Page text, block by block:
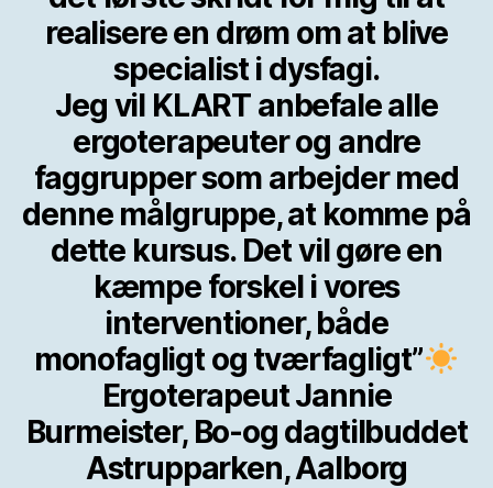
realisere en drøm om at blive
specialist i dysfagi.
Jeg vil KLART anbefale alle
ergoterapeuter og andre
faggrupper som arbejder med
denne målgruppe, at komme på
dette kursus. Det vil gøre en
kæmpe forskel i vores
interventioner, både
monofagligt og tværfagligt”
Ergoterapeut Jannie
Burmeister, Bo-og dagtilbuddet
Astrupparken, Aalborg